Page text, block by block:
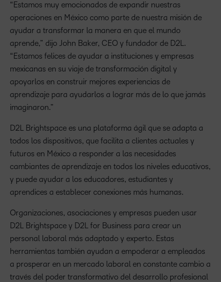
“Estamos muy emocionados de expandir nuestras
operaciones en México como parte de nuestra misión de
ayudar a transformar la manera en que el mundo
aprende,” dijo John Baker, CEO y fundador de D2L.
“Estamos felices de ayudar a instituciones y empresas
mexicanas en su viaje de transformación digital y
apoyarlos en construir mejores experiencias de
aprendizaje para ayudarlos a lograr más de lo que jamás
imaginaron.”
D2L Brightspace es una plataforma ágil que se adapta a
todos los dispositivos, que facilita a clientes actuales y
futuros en México a responder a las necesidades
cambiantes de aprendizaje en todos los niveles educativos,
y puede ayudar a los educadores, estudiantes y
aprendices a establecer conexiones más humanas.
Organizaciones, asociaciones y empresas pueden usar
D2L Brightspace y D2L for Business para crear un
personal laboral más adaptado y experto. Estas
herramientas también ayudan a empoderar a empleados
a prosperar en un mercado laboral en constante cambio a
través del poder transformativo del desarrollo profesional